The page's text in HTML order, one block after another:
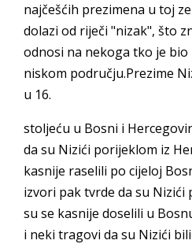
najčešćih prezimena u toj
dolazi od riječi "nizak", što
odnosi na nekoga tko je
niskom području.Prezime
u 16.
stoljeću u Bosni i
da su Nizići porijeklom iz
kasnije raselili po cijeloj
izvori pak tvrde da su Nizići
su se kasnije doselili u
i neki tragovi da su Nizići